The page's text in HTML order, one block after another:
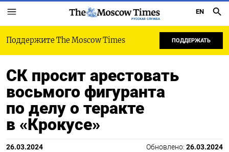
РУССКАЯ СЛУЖБА
EN
Поддержите The Moscow Times ПОДДЕРЖАТЬ
СК просит арестовать
восьмого фигуранта
по делу о теракте
в «Крокусе»
26.03.2024 Обновлено: 26.03.2024